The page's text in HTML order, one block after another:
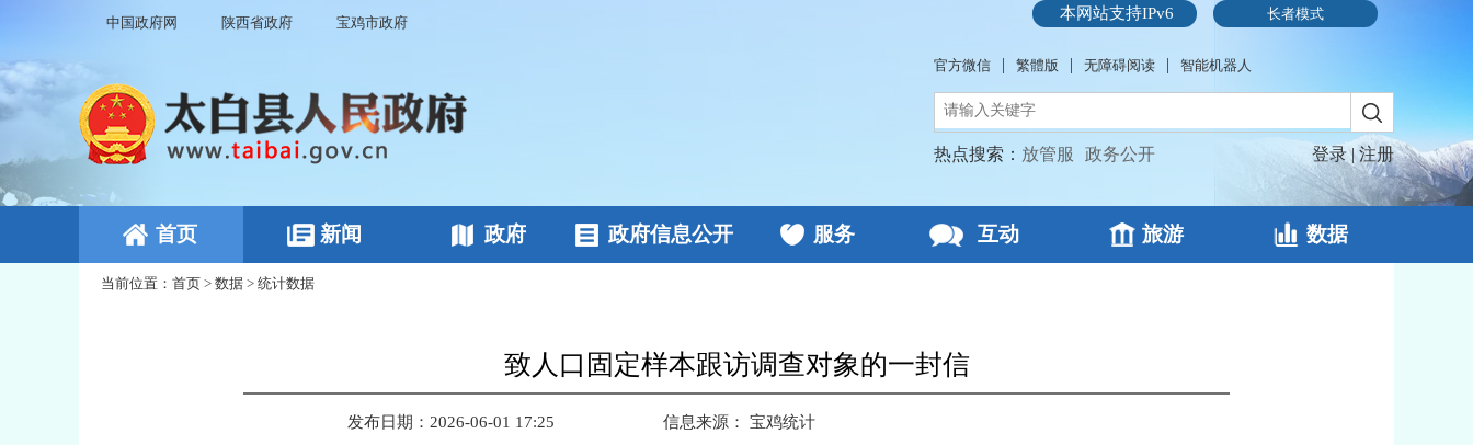
中国政府网 陕西省政府 宝鸡市政府
长者模式
本网站支持IPv6
官方微信 | 繁體版 | 无障碍阅读 | 智能机器人
热点搜索： 放管服 政务公开 登录|注册
首页 新闻 政府 政府信息公开 服务 互动 旅游 数据
当前位置： 首页 > 数据 > 统计数据
致人口固定样本跟访调查对象的一封信
发布日期：2026-06-01 17:25 信息来源： 宝鸡统计